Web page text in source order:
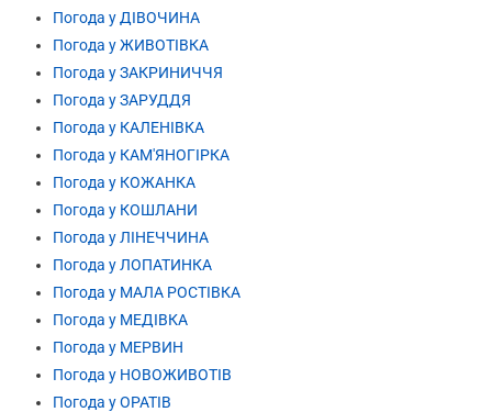
Погода у ДІВОЧИНА
Погода у ЖИВОТІВКА
Погода у ЗАКРИНИЧЧЯ
Погода у ЗАРУДДЯ
Погода у КАЛЕНІВКА
Погода у КАМ'ЯНОГІРКА
Погода у КОЖАНКА
Погода у КОШЛАНИ
Погода у ЛІНЕЧЧИНА
Погода у ЛОПАТИНКА
Погода у МАЛА РОСТІВКА
Погода у МЕДІВКА
Погода у МЕРВИН
Погода у НОВОЖИВОТІВ
Погода у ОРАТІВ